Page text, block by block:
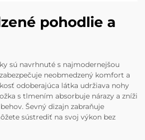
pohodlie a
sú navrhnuté s najmodernejšou
neobmedzený komfort a
odoberajúca látka udržiava nohy
s tlmením absorbuje nárazy a zníži
Ševný dizajn zabraňuje
sústrediť na svoj výkon bez